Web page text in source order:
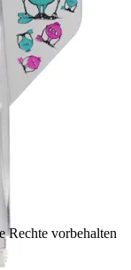
Rechte vorbehalten